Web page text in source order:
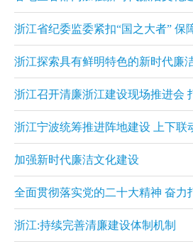
加强新时代廉洁文化建设
浙江:持续完善清廉建设体制机制